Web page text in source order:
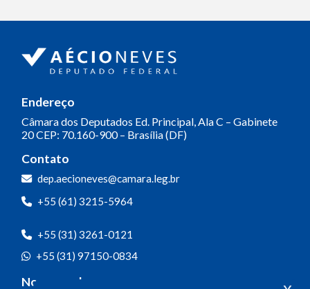
Endereço
Câmara dos Deputados Ed. Principal, Ala C – Gabinete
20CEP: 70.160-900 – Brasília (DF)
Contato
dep.aecioneves@camara.leg.br
+55 (61) 3215-5964
+55 (31) 3261-0121
+55 (31) 97150-0834
Nossas redes